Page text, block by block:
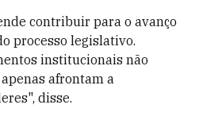
contribuir para o avanço
processo legislativo.
institucionais não
afrontam a
disse.